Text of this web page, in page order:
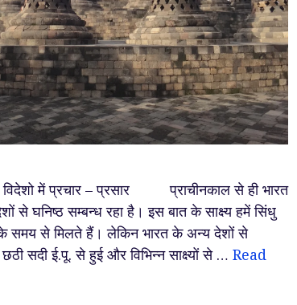
विदेशो में प्रचार – प्रसार प्राचीनकाल से ही भारत
से घनिष्ठ सम्बन्ध रहा है। इस बात के साक्ष्य हमें सिंधु
समय से मिलते हैं। लेकिन भारत के अन्य देशों से
छठी सदी ई.पू. से हुई और विभिन्न साक्ष्यों से … Read